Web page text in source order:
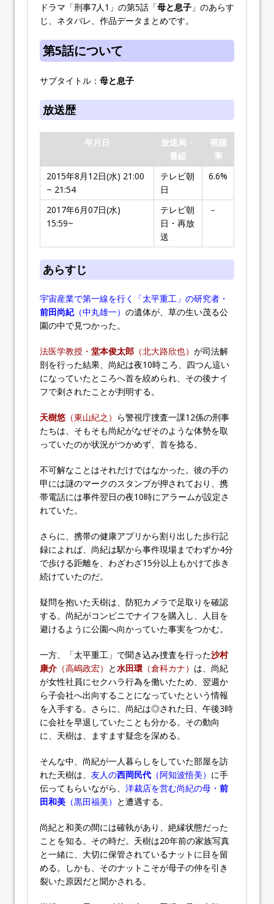
ドラマ「刑事7人1」の第5話「母と息子 」のあらす
じ、ネタバレ、作品データまとめです。
第5話について
サブタイトル： 母と息子
放送歴
年月日
放送局・
番組
視聴
率
2015年8月12日(水) 21:00
~ 21:54
テレビ朝
日
6.6%
2017年6月07日(水)
15:59~
テレビ朝
日・再放
送
－
あらすじ
宇宙産業で第一線を行く「太平重工」の研究者・
前田尚紀（中丸雄一） の遺体が、草の生い茂る公
園の中で見つかった。
法医学教授・ 堂本俊太郎 （北大路欣也） が司法解
剖を行った結果、尚紀は夜10時ころ、四つん這い
になっていたところへ首を絞められ、その後ナイ
フで刺されたことが判明する。
天樹悠 （東山紀之） ら警視庁捜査一課12係の刑事
たちは、そもそも尚紀がなぜそのような体勢を取
っていたのか状況がつかめず、首を捻る。
不可解なことはそれだけではなかった。彼の手の
甲には謎のマークのスタンプが押されており、携
帯電話には事件翌日の夜10時にアラームが設定さ
れていた。
さらに、携帯の健康アプリから割り出した歩行記
録によれば、尚紀は駅から事件現場までわずか4分
で歩ける距離を、わざわざ15分以上もかけて歩き
続けていたのだ。
疑問を抱いた天樹は、防犯カメラで足取りを確認
する。尚紀がコンビニでナイフを購入し、人目を
避けるように公園へ向かっていた事実をつかむ。
一方、「太平重工」で聞き込み捜査を行った沙村
康介 （高嶋政宏） と水田環 （倉科カナ） は、尚紀
が女性社員にセクハラ行為を働いたため、翌週か
ら子会社へ出向することになっていたという情報
を入手する。さらに、尚紀は◎された日、午後3時
に会社を早退していたことも分かる。その動向
に、天樹は、ますます疑念を深める。
そんな中、尚紀が一人暮らしをしていた部屋を訪
れた天樹は、 友人の西岡民代 （阿知波悟美） に手
伝ってもらいながら、 洋裁店を営む尚紀の母・ 前
田和美 （黒田福美） と遭遇する。
尚紀と和美の間には確執があり、絶縁状態だった
ことを知る。その時だ。天樹は20年前の家族写真
と一緒に、大切に保管されているナットに目を留
める。しかも、そのナットこそが母子の仲を引き
裂いた原因だと聞かされる。